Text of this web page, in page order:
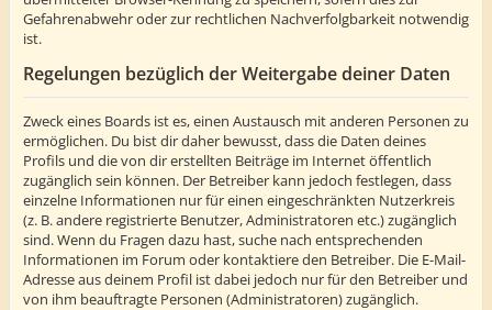
Gefahrenabwehr oder zur rechtlichen Nachverfolgbarkeit notwendig
ist.
Regelungen bezüglich der Weitergabe deiner Daten
Zweck eines Boards ist es, einen Austausch mit anderen Personen zu
ermöglichen. Du bist dir daher bewusst, dass die Daten deines
Profils und die von dir erstellten Beiträge im Internet öffentlich
zugänglich sein können. Der Betreiber kann jedoch festlegen, dass
einzelne Informationen nur für einen eingeschränkten Nutzerkreis
(z. B. andere registrierte Benutzer, Administratoren etc.) zugänglich
sind. Wenn du Fragen dazu hast, suche nach entsprechenden
Informationen im Forum oder kontaktiere den Betreiber. Die E-Mail-
Adresse aus deinem Profil ist dabei jedoch nur für den Betreiber und
von ihm beauftragte Personen (Administratoren) zugänglich.